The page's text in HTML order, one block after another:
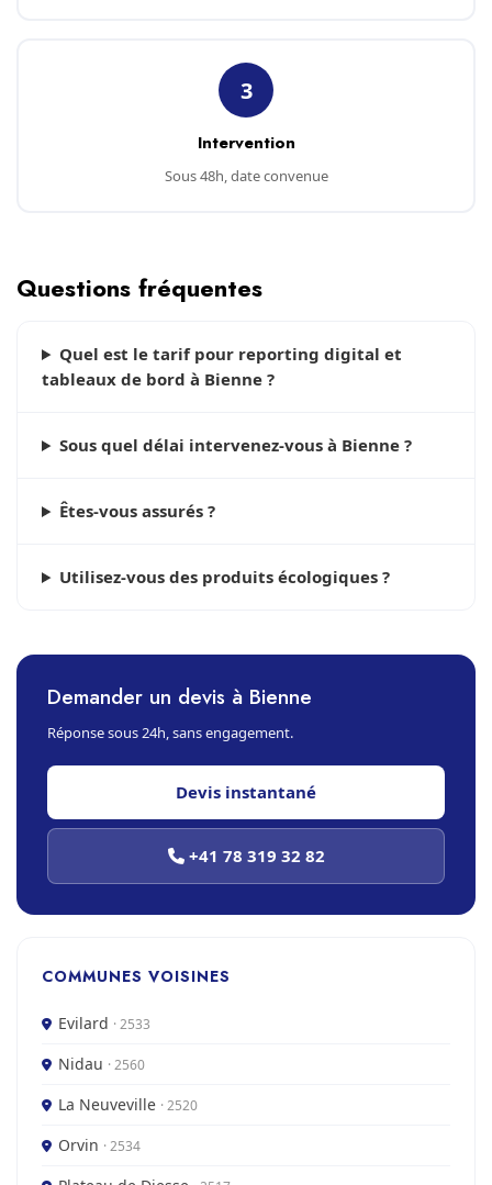
3
Intervention
Sous 48h, date convenue
Questions fréquentes
Quel est le tarif pour reporting digital et
tableaux de bord à Bienne ?
Sous quel délai intervenez-vous à Bienne ?
Êtes-vous assurés ?
Utilisez-vous des produits écologiques ?
Demander un devis à Bienne
Réponse sous 24h, sans engagement.
Devis instantané
+41 78 319 32 82
COMMUNES VOISINES
Evilard · 2533
Nidau · 2560
La Neuveville · 2520
Orvin · 2534